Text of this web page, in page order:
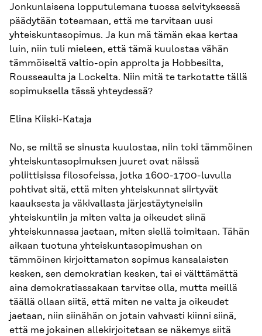
Jonkunlaisena lopputulemana tuossa selvityksessä
päädytään toteamaan, että me tarvitaan uusi
yhteiskuntasopimus. Ja kun mä tämän ekaa kertaa
luin, niin tuli mieleen, että tämä kuulostaa vähän
tämmöiseltä valtio-opin approlta ja Hobbesilta,
Rousseaulta ja Lockelta. Niin mitä te tarkotatte tällä
sopimuksella tässä yhteydessä?
Elina Kiiski-Kataja
No, se miltä se sinusta kuulostaa, niin toki tämmöinen
yhteiskuntasopimuksen juuret ovat näissä
poliittisissa filosofeissa, jotka 1600-1700-luvulla
pohtivat sitä, että miten yhteiskunnat siirtyvät
kaauksesta ja väkivallasta järjestäytyneisiin
yhteiskuntiin ja miten valta ja oikeudet siinä
yhteiskunnassa jaetaan, miten siellä toimitaan. Tähän
aikaan tuotuna yhteiskuntasopimushan on
tämmöinen kirjoittamaton sopimus kansalaisten
kesken, sen demokratian kesken, tai ei välttämättä
aina demokratiassakaan tarvitse olla, mutta meillä
täällä ollaan siitä, että miten ne valta ja oikeudet
jaetaan, niin siinähän on jotain vahvasti kiinni siinä,
että me jokainen allekirjoitetaan se näkemys siitä